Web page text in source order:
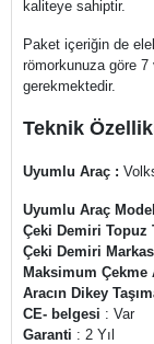
kaliteye sahiptir.
Paket içeriğin de
römorkunuza göre
gerekmektedir.
Teknik
Uyumlu Araç :
Uyumlu Araç Model
Çeki Demiri Topuz
Çeki Demiri
Maksimum Çekme
Aracın Dikey
CE- belgesi : Var
Garanti : 2 Yıl